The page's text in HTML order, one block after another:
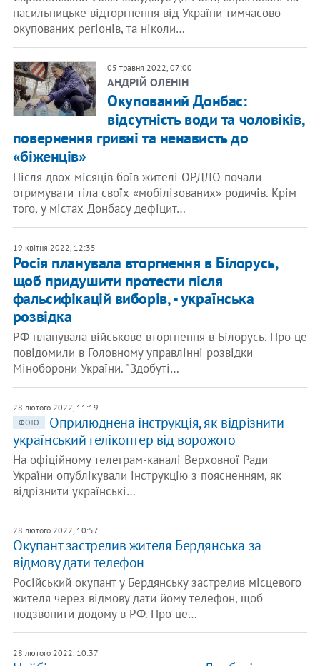
насильницьке відторгнення від України тимчасово
окупованих регіонів, та ніколи…
05 травня 2022, 07:00
АНДРІЙ ОЛЕНІН
Окупований Донбас:
відсутність води та чоловіків,
повернення гривні та ненависть до
«біженців»
Після двох місяців боїв жителі ОРДЛО почали
отримувати тіла своїх «мобілізованих» родичів. Крім
того, у містах Донбасу дефіцит…
19 квітня 2022, 12:35
Росія планувала вторгнення в Білорусь,
щоб придушити протести після
фальсифікацій виборів, - українська
розвідка
РФ планувала військове вторгнення в Білорусь. Про це
повідомили в Головному управлінні розвідки
Міноборони України. "Здобуті…
28 лютого 2022, 11:19
ФОТО
Оприлюднена інструкція, як відрізнити
український гелікоптер від ворожого
На офіційному телеграм-каналі Верховної Ради
України опублікували інструкцію з поясненням, як
відрізнити українські…
28 лютого 2022, 10:57
Окупант застрелив жителя Бердянська за
відмову дати телефон
Російський окупант у Бердянську застрелив місцевого
жителя через відмову дати йому телефон, щоб
подзвонити додому в РФ. Про це…
28 лютого 2022, 10:37